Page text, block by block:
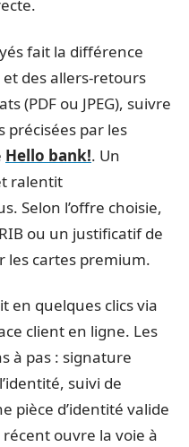
fait la différence
des allers-retours
(PDF ou JPEG), suivre
précisées par les
Hello bank!. Un
ralentit
Selon l’offre choisie,
ou un justificatif de
les cartes premium.
en quelques clics via
client en ligne. Les
à pas : signature
suivi de
pièce d’identité valide
ouvre la voie à